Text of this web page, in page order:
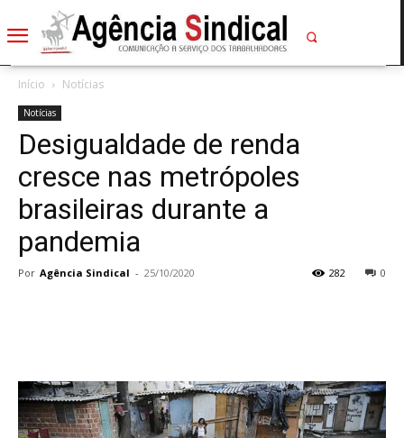
Início Notícias
Notícias
Desigualdade de renda
cresce nas metrópoles
brasileiras durante a
pandemia
Por Agência Sindical - 25/10/2020 0
282